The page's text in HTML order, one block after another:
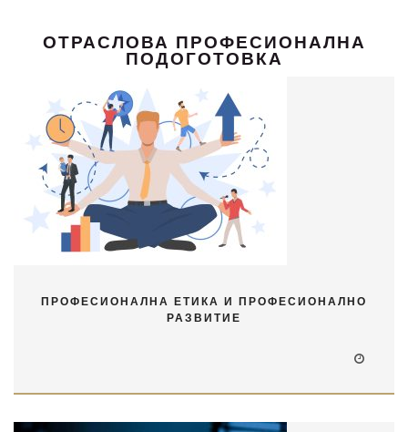
ОТРАСЛОВА ПРОФЕСИОНАЛНА
ПОДОГОТОВКА
ПРОФЕСИОНАЛНА ЕТИКА И ПРОФЕСИОНАЛНО
РАЗВИТИЕ